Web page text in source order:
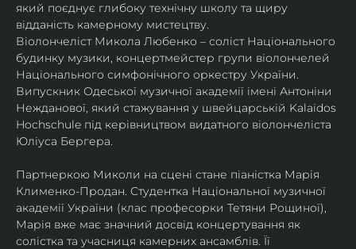
який поєднує глибоку технічну школу та щиру
відданість камерному мистецтву.
Віолончеліст Микола Любенко – соліст Національного
будинку музики, концертмейстер групи віолончелей
Національного симфонічного оркестру України.
Випускник Одеської музичної академії імені Антоніни
Нежданової, який стажування у швейцарській Kalaidos
Hochschule під керівництвом видатного віолончеліста
Юліуса Бергера.
Партнеркою Миколи на сцені стане піаністка Марія
Клименко-Продан. Студентка Національної музичної
академії України (клас професорки Тетяни Рощиної),
Марія вже має значний досвід концертування як
солістка та учасниця камерних ансамблів. Її